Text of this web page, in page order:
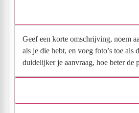
Geef een korte omschrijving, noem
als je die hebt, en voeg foto’s toe als
duidelijker je aanvraag, hoe beter de